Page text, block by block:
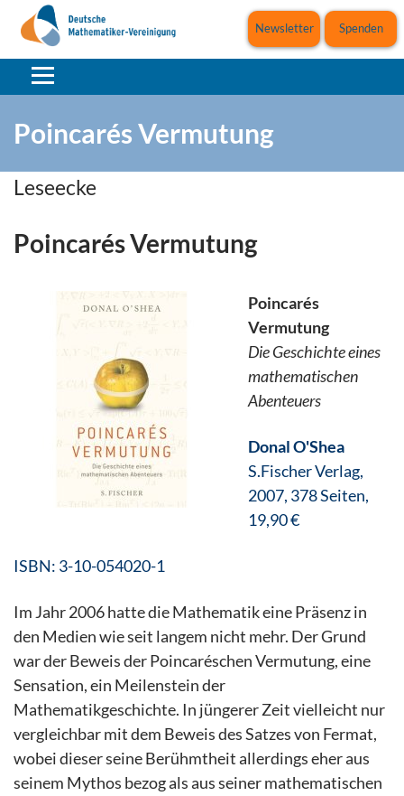
Spenden
Newsletter
Poincarés Vermutung
Leseecke
Poincarés Vermutung
Poincarés
Vermutung
Die Geschichte eines
mathematischen
Abenteuers
Donal O'Shea
S.Fischer Verlag,
2007, 378 Seiten,
19,90 €
ISBN: 3-10-054020-1
Im Jahr 2006 hatte die Mathematik eine Präsenz in
den Medien wie seit langem nicht mehr. Der Grund
war der Beweis der Poincaréschen Vermutung, eine
Sensation, ein Meilenstein der
Mathematikgeschichte. In jüngerer Zeit vielleicht nur
vergleichbar mit dem Beweis des Satzes von Fermat,
wobei dieser seine Berühmtheit allerdings eher aus
seinem Mythos bezog als aus seiner mathematischen